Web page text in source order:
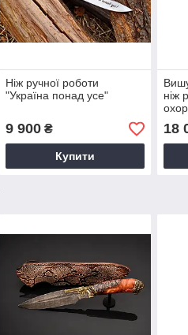
Ніж ручної роботи
"Україна понад усе"
9 900₴
Купити
ніж
18